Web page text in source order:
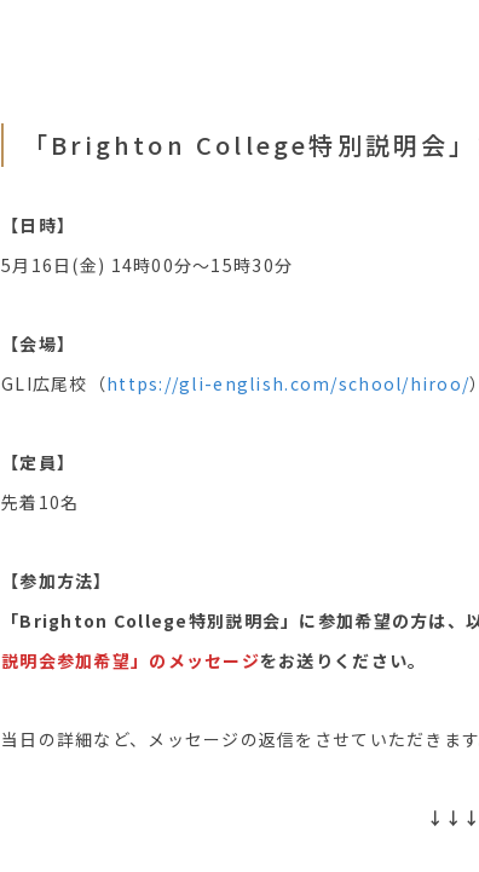
「Brighton College特別説明会」
【日時】
5月16日(金) 14時00分～15時30分
【会場】
GLI広尾校（https://gli-english.com/school/hiroo/）
【定員】
先着10名
【参加方法】
「Brighton College特別説明会」に参加希望の方は、
説明会参加希望」のメッセージをお送りください。
当日の詳細など、メッセージの返信をさせていただきます